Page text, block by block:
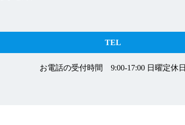
TEL
お電話の受付時間 9:00-17:00 日曜定休日